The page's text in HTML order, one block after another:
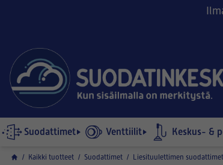
Suodattimet Venttiilit Keskus- &
/ Kaikki tuotteet / Suodattimet / Liesituulettimen suodattimet